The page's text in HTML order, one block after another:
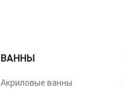
ВАННЫ
Акриловые ванны